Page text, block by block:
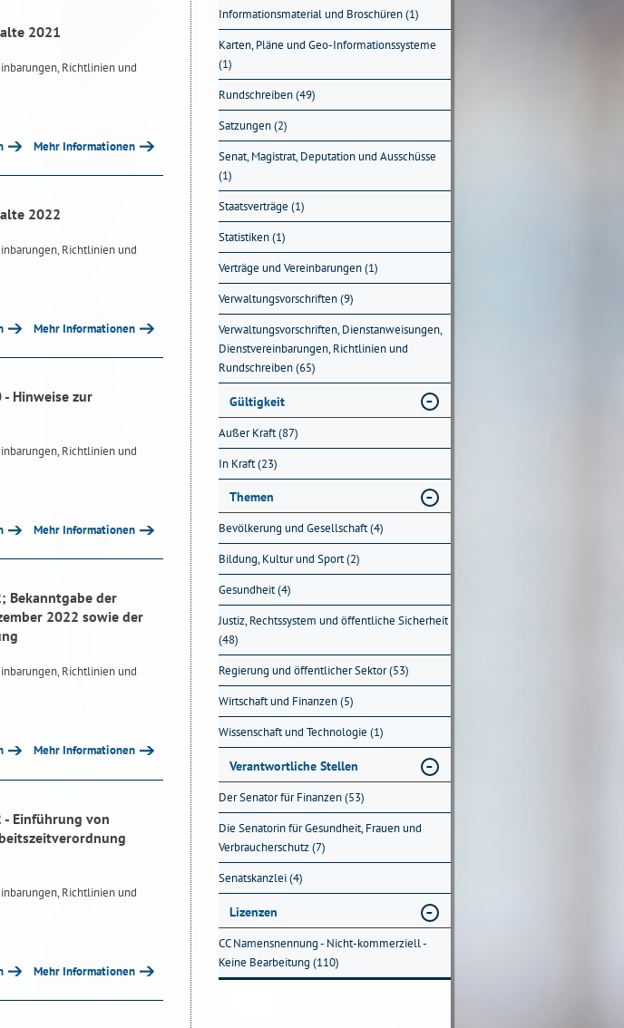
2021
Richtlinien und
Mehr Informationen
2022
Richtlinien und
Mehr Informationen
Hinweise zur
Richtlinien und
Mehr Informationen
Bekanntgabe der
2022 sowie der
Richtlinien und
Mehr Informationen
- Einführung von
Richtlinien und
Mehr Informationen
Informationsmaterial und Broschüren (1)
Karten, Pläne und Geo-Informationssysteme
(1)
Rundschreiben (49)
Satzungen (2)
Senat, Magistrat, Deputation und Ausschüsse
(1)
Staatsverträge (1)
Statistiken (1)
Verträge und Vereinbarungen (1)
Verwaltungsvorschriften (9)
Verwaltungsvorschriften, Dienstanweisungen,
Dienstvereinbarungen, Richtlinien und
Rundschreiben (65)
Gültigkeit
Außer Kraft (87)
In Kraft (23)
Themen
Bevölkerung und Gesellschaft (4)
Bildung, Kultur und Sport (2)
Gesundheit (4)
Justiz, Rechtssystem und öffentliche Sicherheit
(48)
Regierung und öffentlicher Sektor (53)
Wirtschaft und Finanzen (5)
Wissenschaft und Technologie (1)
Verantwortliche Stellen
Der Senator für Finanzen (53)
Die Senatorin für Gesundheit, Frauen und
Verbraucherschutz (7)
Senatskanzlei (4)
Lizenzen
CC Namensnennung - Nicht-kommerziell -
Keine Bearbeitung (110)